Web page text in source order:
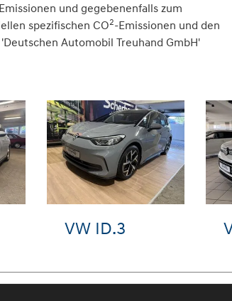
und gegebenenfalls zum
spezifischen CO2-Emissionen und den
Automobil Treuhand GmbH'
Cupra Born VW Golf